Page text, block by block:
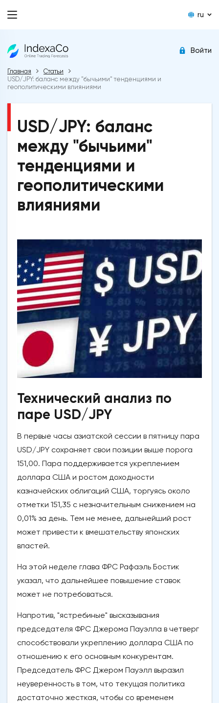
ru
Войти
Главная
Статьи
USD/JPY: баланс между "бычьими" тенденциями и
геополитическими влияниями
USD/JPY: баланс
между "бычьими"
тенденциями и
геополитическими
влияниями
Технический анализ по
паре USD/JPY
В первые часы азиатской сессии в пятницу пара
USD/JPY сохраняет свои позиции выше порога
151,00. Пара поддерживается укреплением
доллара США и ростом доходности
казначейских облигаций США, торгуясь около
отметки 151,35 с незначительным снижением на
0,01% за день. Тем не менее, дальнейший рост
может привести к вмешательству японских
властей.
На этой неделе глава ФРС Рафаэль Бостик
указал, что дальнейшее повышение ставок
может не потребоваться.
Напротив, "ястребиные" высказывания
председателя ФРС Джерома Пауэлла в четверг
способствовали укреплению доллара США по
отношению к его основным конкурентам.
Председатель ФРС Джером Пауэлл выразил
неуверенность в том, что текущая политика
достаточно жесткая, чтобы со временем